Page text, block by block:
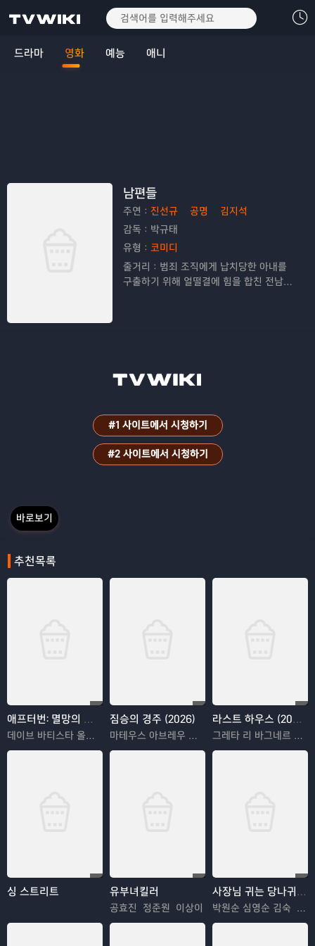
드라마 영화 예능 애니
남편들
주연： 진선규 공명
김지석
감독： 박규태
유형： 코미디
줄거리： 범죄 조직에게 납치당한 아내를
구출하기 위해 얼떨결에 힘을 합친 전남편
#1 사이트에서 시청하기
#2 사이트에서 시청하기
바로보기
추천목록
애프터번: 멸망의 땅 (2025)
데이브 바티스타 올가 쿠릴렌코
짐승의 경주 (2026)
마테우스 아브레우 호드리구 산토루
라스트 하우스 (2026)
그레타 리 바그네르 모라
싱 스트리트 유부녀킬러
공효진 정준원 이상이
사장님 귀는 당나귀 귀
박원순 심영순 김숙 이연복 현주엽